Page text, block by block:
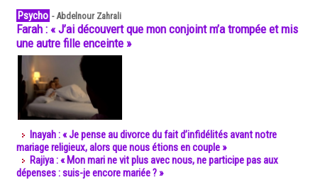
Psycho -Abdelnour Zahrali
Farah : « J’ai découvert que mon conjoint m’a trompée et mis
une autre fille enceinte »
Inayah : « Je pense au divorce du fait d’infidélités avant notre
mariage religieux, alors que nous étions en couple »
Rajiya : « Mon mari ne vit plus avec nous, ne participe pas aux
dépenses : suis-je encore mariée ? »